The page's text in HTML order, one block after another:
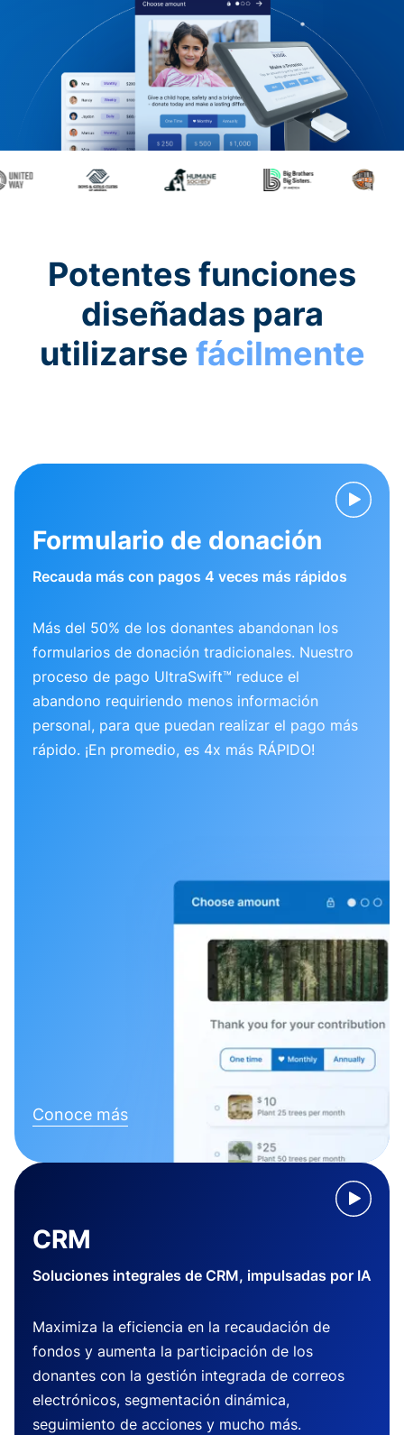
Potentes funciones
diseñadas para
utilizarse fácilmente
Formulario de donación
Recauda más con pagos 4 veces más rápidos
Más del 50% de los donantes abandonan los
formularios de donación tradicionales. Nuestro
proceso de pago UltraSwift™ reduce el
abandono requiriendo menos información
personal, para que puedan realizar el pago más
rápido. ¡En promedio, es 4x más RÁPIDO!
Conoce más
CRM
Soluciones integrales de CRM, impulsadas por IA
Maximiza la eficiencia en la recaudación de
fondos y aumenta la participación de los
donantes con la gestión integrada de correos
electrónicos, segmentación dinámica,
seguimiento de acciones y mucho más.